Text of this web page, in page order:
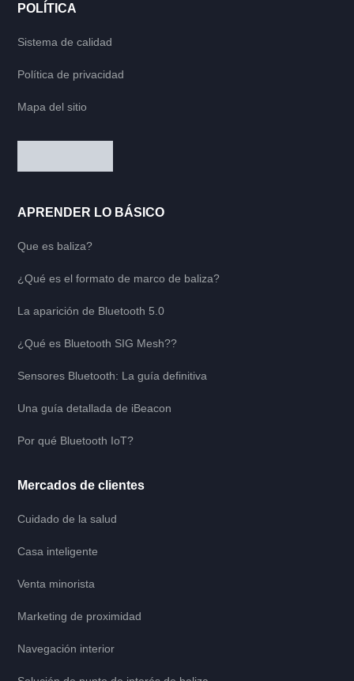
POLÍTICA
Sistema de calidad
Política de privacidad
Mapa del sitio
APRENDER LO BÁSICO
Que es baliza?
¿Qué es el formato de marco de baliza?
La aparición de Bluetooth 5.0
¿Qué es Bluetooth SIG Mesh??
Sensores Bluetooth: La guía definitiva
Una guía detallada de iBeacon
Por qué Bluetooth IoT?
Mercados de clientes
Cuidado de la salud
Casa inteligente
Venta minorista
Marketing de proximidad
Navegación interior